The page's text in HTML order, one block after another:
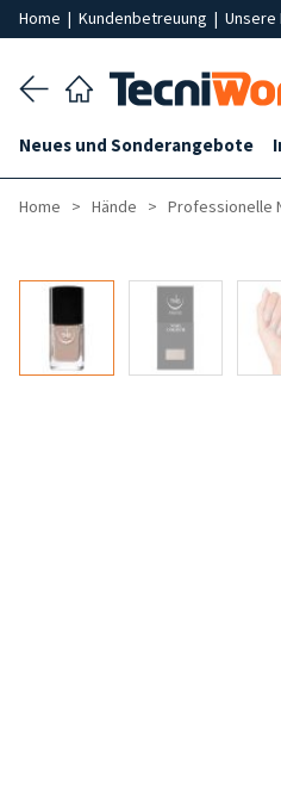
Home | Kundenbetreuung | Unsere
Neues und Sonderangebote
Home Hände Professionelle